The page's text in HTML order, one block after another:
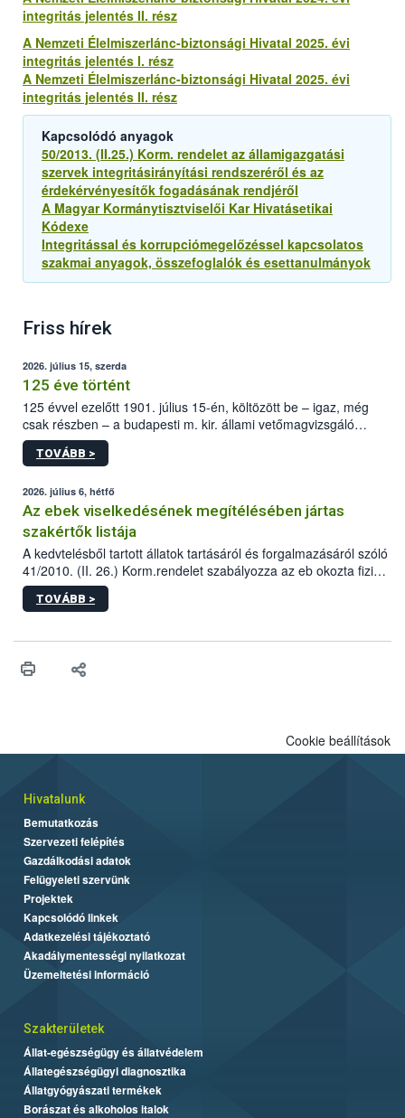
integritás jelentés II. rész
A Nemzeti Élelmiszerlánc-biztonsági Hivatal 2025. évi
integritás jelentés I. rész
A Nemzeti Élelmiszerlánc-biztonsági Hivatal 2025. évi
integritás jelentés II. rész
Kapcsolódó anyagok
50/2013. (II.25.) Korm. rendelet az államigazgatási
szervek integritásirányítási rendszeréről és az
érdekérvényesítők fogadásának rendjéről
A Magyar Kormánytisztviselői Kar Hivatásetikai
Kódexe
Integritással és korrupciómegelőzéssel kapcsolatos
szakmai anyagok, összefoglalók és esettanulmányok
Friss hírek
2026. július 15, szerda
125 éve történt
125 évvel ezelőtt 1901. július 15-én, költözött be – igaz, még
csak részben – a budapesti m. kir. állami vetőmagvizsgáló
állomás a Kis Rókus utca 15. szám alatti, Czigler Győző által
tervezett új épületébe.
TOVÁBB >
2026. július 6, hétfő
Az ebek viselkedésének megítélésében jártas
szakértők listája
A kedvtelésből tartott állatok tartásáról és forgalmazásáról szóló
41/2010. (II. 26.) Korm.rendelet szabályozza az eb okozta fizikai
sérülés, illetve ennek veszélye keletkezésekor felmerülő
hatósági feladatokat, valamint a veszélyes eb tartását és annak
vonni az ebek viselkedésének megítélésében jártas szakértőt.
TOVÁBB >
Cookie beállítások
Hivatalunk
Bemutatkozás
Szervezeti felépítés
Gazdálkodási adatok
Felügyeleti szervünk
Projektek
Kapcsolódó linkek
Adatkezelési tájékoztató
Akadálymentességi nyilatkozat
Üzemeltetési információ
Szakterületek
Állat-egészségügy és állatvédelem
Állategészségügyi diagnosztika
Állatgyógyászati termékek
Borászat és alkoholos italok